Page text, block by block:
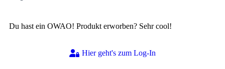
Du hast ein OWAO! Produkt erworben? Sehr cool!
Hier geht's zum Log-In